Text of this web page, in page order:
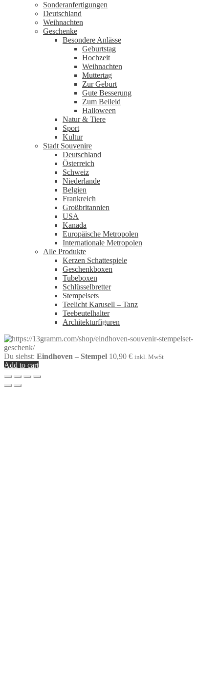
Sonderanfertigungen
Deutschland
Weihnachten
Geschenke
Besondere Anlässe
Geburtstag
Hochzeit
Weihnachten
Muttertag
Zur Geburt
Gute Besserung
Zum Beileid
Halloween
Natur & Tiere
Sport
Kultur
Stadt Souvenire
Deutschland
Österreich
Schweiz
Niederlande
Belgien
Frankreich
Großbritannien
USA
Kanada
Europäische Metropolen
Internationale Metropolen
Alle Produkte
Kerzen Schattespiele
Geschenkboxen
Tubeboxen
Schlüsselbretter
Stempelsets
Teelicht Karusell – Tanz
Teebeutelhalter
Architekturfiguren
Du siehst: Eindhoven – Stempel 10,90 € inkl. MwSt
Add to cart